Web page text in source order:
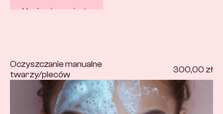
Umów się na wizytę
Oczyszczanie manualne
twarzy/pleców
300,00 zł